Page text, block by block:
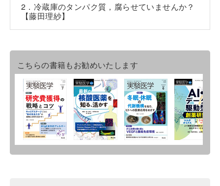
2．冷蔵庫のタンパク質，腐らせていませんか？
【藤田理紗】
こちらの書籍もお勧めいたします